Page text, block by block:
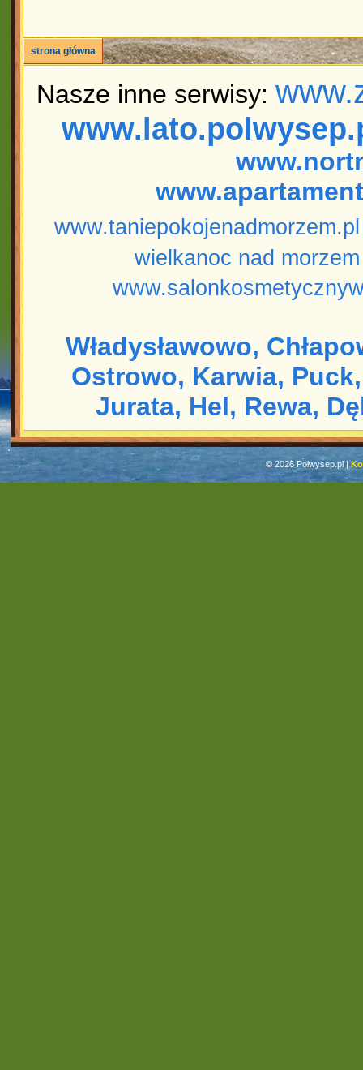
strona główna
Nasze inne serwisy:
www.taniepokojenadmorzem.pl
wielkanoc nad
Władysławowo,
Ostrowo, Karwia, Puck,
Jurata, Hel, Rewa,
© 2026 Polwysep.pl |